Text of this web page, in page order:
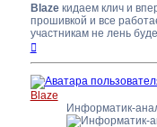
Blazeкидаем клич и
прошивкой и все
участникам не лень
Вернуться
к
Blaze
Информатик-